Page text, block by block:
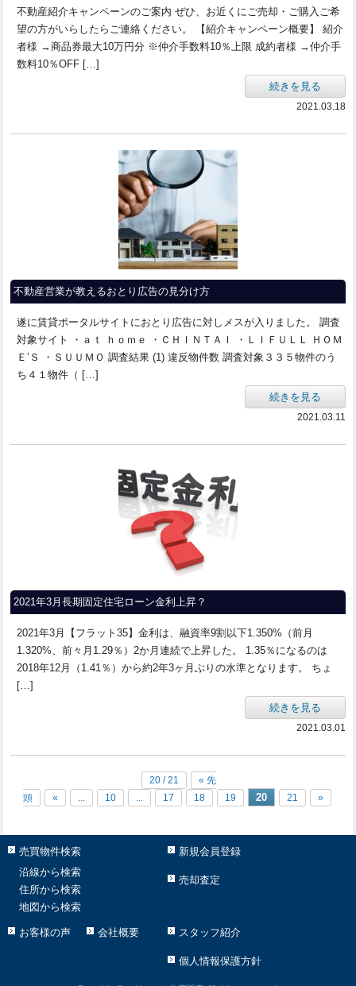
不動産紹介キャンペーンのご案内 ぜひ、お近くにご売却・ご購入ご希
望の方がいらしたらご連絡ください。 【紹介キャンペーン概要】 紹介
者様 →商品券最大10万円分 ※仲介手数料10％上限 成約者様 →仲介手
数料10％OFF […]
続きを見る
2021.03.18
不動産営業が教えるおとり広告の見分け方
遂に賃貸ポータルサイトにおとり広告に対しメスが入りました。 調査
対象サイト ・ａｔ ｈｏｍｅ ・ＣＨＩＮＴＡＩ ・ＬＩＦＵＬＬ ＨＯＭ
Ｅ’Ｓ ・ＳＵＵＭＯ 調査結果 (1) 違反物件数 調査対象３３５物件のう
ち４１物件（ […]
続きを見る
2021.03.11
2021年3月長期固定住宅ローン金利上昇？
2021年3月【フラット35】金利は、融資率9割以下1.350%（前月
1.320%、前々月1.29％）2か月連続で上昇した。 1.35％になるのは
2018年12月（1.41％）から約2年3ヶ月ぶりの水準となります。 ちょ
[…]
続きを見る
2021.03.01
20 / 21
« 先
頭
« 10 17 18 19 20 21 »
売買物件検索
沿線から検索
住所から検索
地図から検索
新規会員登録
売却査定
お客様の声 会社概要 スタッフ紹介
個人情報保護方針